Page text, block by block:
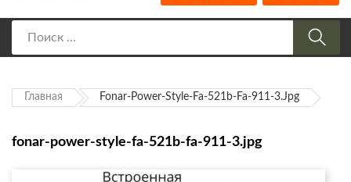
Главная Fonar-Power-Style-Fa-521b-Fa-911-3.jpg
fonar-power-style-fa-521b-fa-911-3.jpg